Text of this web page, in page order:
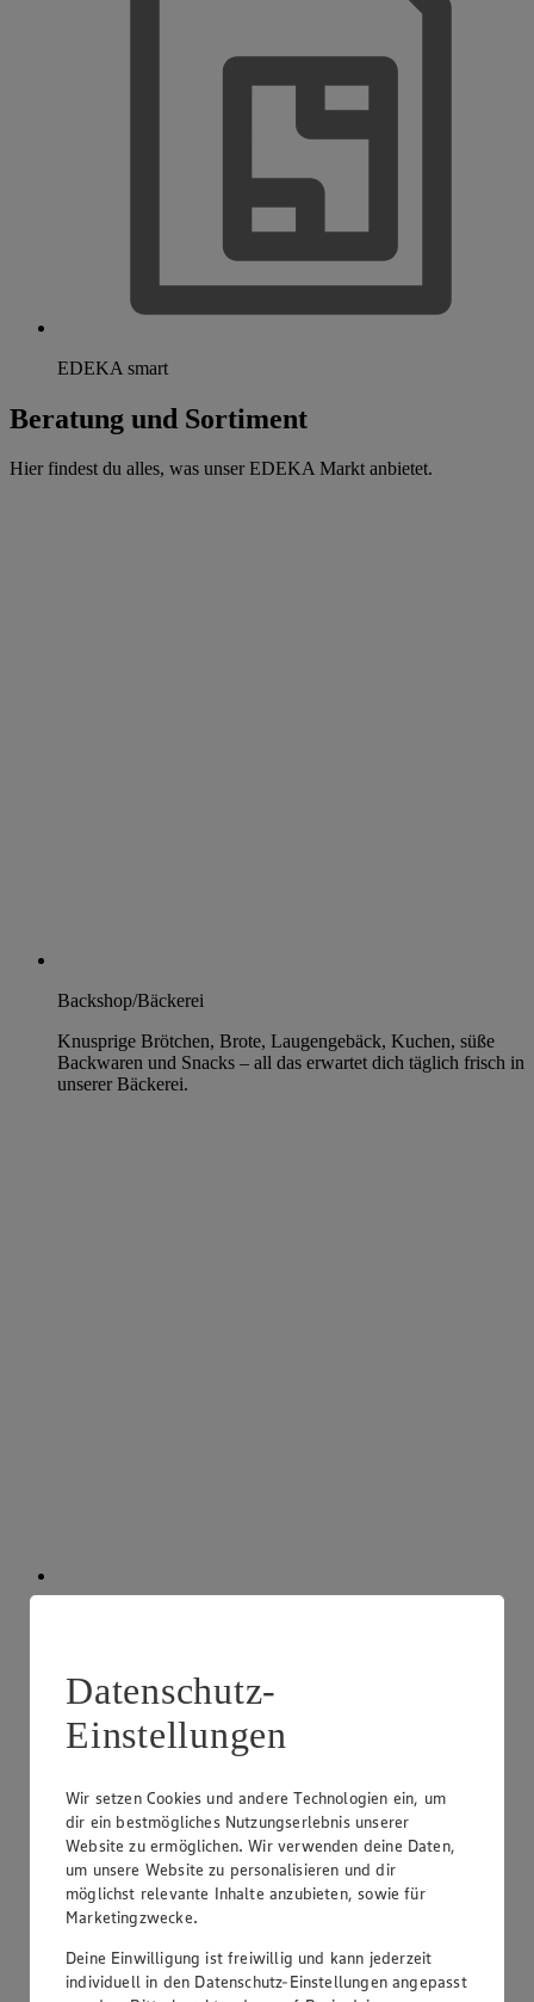
EDEKA smart
Beratung und Sortiment
Hier findest du alles, was unser EDEKA Markt anbietet.
Backshop/Bäckerei
Knusprige Brötchen, Brote, Laugengebäck, Kuchen, süße
Backwaren und Snacks – all das erwartet dich täglich frisch in
unserer Bäckerei.
Sortiment an Fruchtsäften, Erfrischungsgetränken und
Spirituosen.
Datenschutz-
Einstellungen
Wir setzen Cookies und andere Technologien ein, um
dir ein bestmögliches Nutzungserlebnis unserer
Website zu ermöglichen. Wir verwenden deine Daten,
um unsere Website zu personalisieren und dir
möglichst relevante Inhalte anzubieten, sowie für
Marketingzwecke.
Deine Einwilligung ist freiwillig und kann jederzeit
individuell in den Datenschutz-Einstellungen angepasst